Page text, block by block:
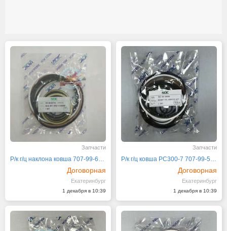
Запчасти
Договорная
Екатеринбург
1 декабря в 10:39
Запчасти
Договорная
Екатеринбург
1 декабря в 10:39